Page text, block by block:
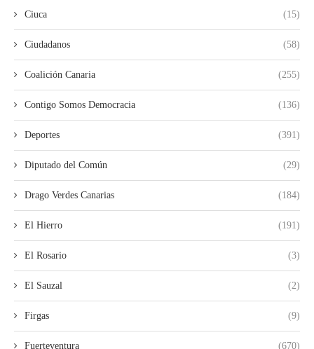
Ciuca (15)
Ciudadanos (58)
Coalición Canaria (255)
Contigo Somos Democracia (136)
Deportes (391)
Diputado del Común (29)
Drago Verdes Canarias (184)
El Hierro (191)
El Rosario (3)
El Sauzal (2)
Firgas (9)
Fuerteventura (670)